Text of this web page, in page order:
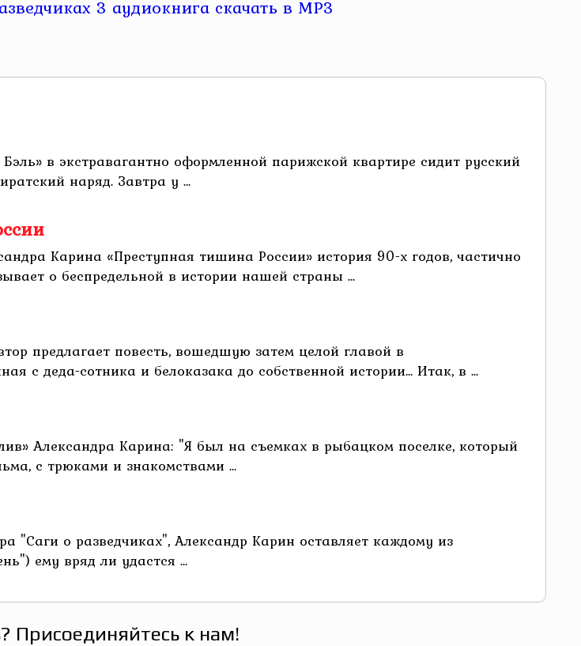
в экстравагантно оформленной парижской квартире сидит русский
наряд. Завтра у ...
Карина «Преступная тишина России» история 90-х годов, частично
о беспредельной в истории нашей страны ...
предлагает повесть, вошедшую затем целой главой в
с деда-сотника и белоказака до собственной истории... Итак, в ...
Александра Карина: "Я был на съемках в рыбацком поселке, который
с трюками и знакомствами ...
"Саги о разведчиках", Александр Карин оставляет каждому из
ему вряд ли удастся ...
Присоединяйтесь к нам!